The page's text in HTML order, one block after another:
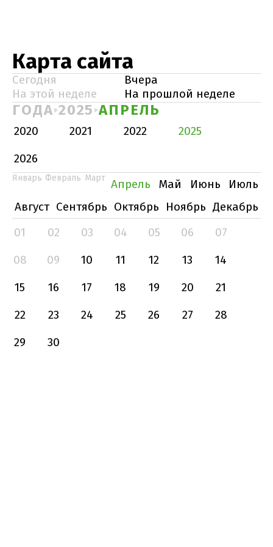
Карта сайта
Сегодня
Вчера
На этой неделе
На прошлой неделе
ГОДА 2025 АПРЕЛЬ
2020 2021 2022
2025
2026
Январь Февраль Март Апрель Май Июнь
Июль
Август Сентябрь Октябрь Ноябрь Декабрь
01
02 03 04 05 06
07
08
09 10 11 12 13
14
15
16 17 18 19 20
21
22
23 24 25 26 27
28
29
30